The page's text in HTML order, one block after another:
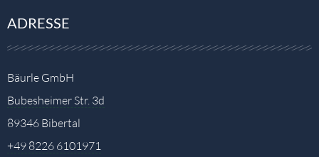
ADRESSE
Bäurle GmbH
Bubesheimer Str. 3d
89346 Bibertal
+49 8226 6101971